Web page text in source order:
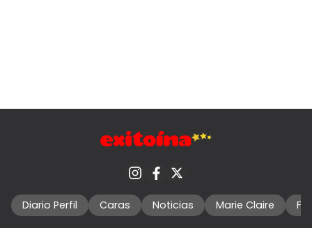
Diario Perfil Caras Noticias Marie Claire